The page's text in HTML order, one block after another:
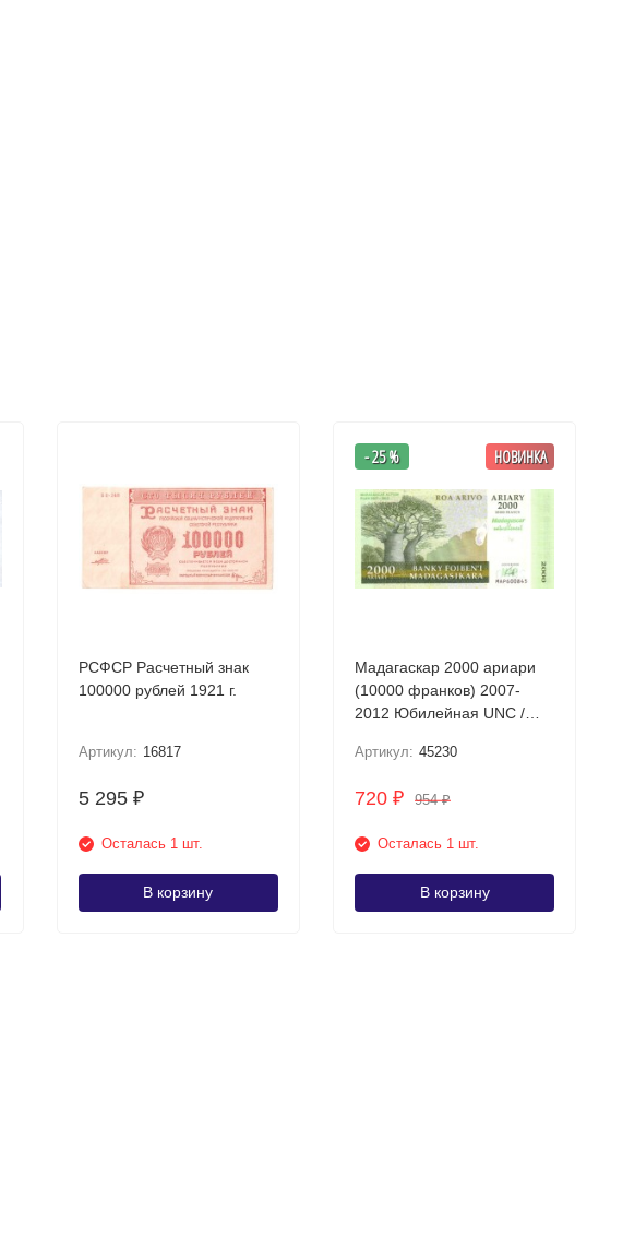
РСФСР Расчетный знак
100000 рублей 1921 г.
Артикул: 16817
5 295 ₽
Осталась 1 шт.
В корзину
- 25 % НОВИНКА
Мадагаскар 2000 ариари
(10000 франков) 2007-
2012 Юбилейная UNC /
Артикул: 45230
720₽ 954₽
Осталась 1 шт.
В корзину